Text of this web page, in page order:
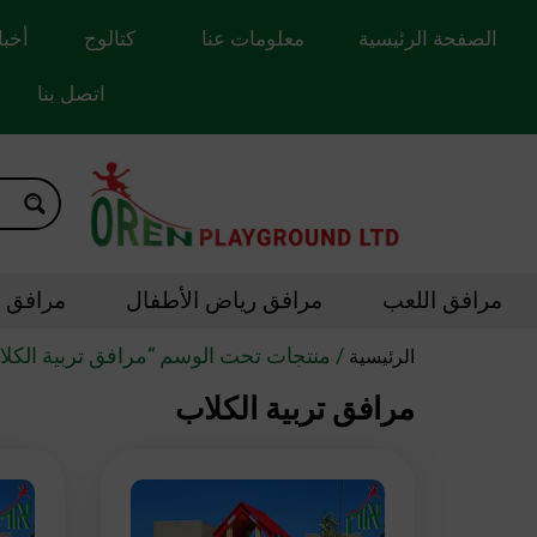
الصفحة الرئيسية معلومات عنا كتالوج
اتصل بنا
مرافق اللعب مرافق رياض الأطفال مرافق
الرئيسية / منتجات تحت الوسم “مرافق تربية
مرافق تربية الكلاب